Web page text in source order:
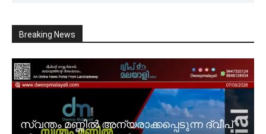
Breaking News
സ്വന്തം മണ്ണിൽ അന്യരാക്കപ്പെടുന്ന ദ്വീപ്